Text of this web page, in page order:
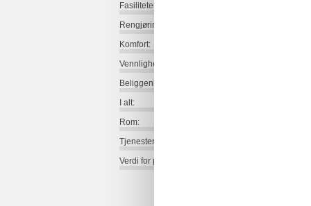
Fasiliteter:
Rengjøring:
Komfort:
Vennlighet:
Beliggenhet:
I alt:
Rom:
Tjenester på stedet:
Verdi for pengene: